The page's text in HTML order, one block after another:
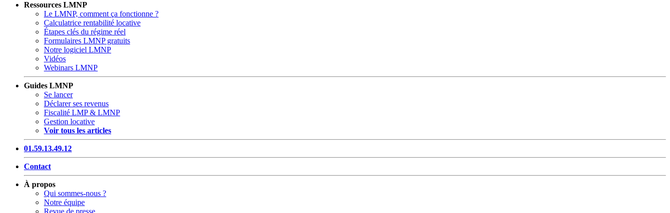
Ressources LMNP
Le LMNP, comment ça fonctionne ?
Calculatrice rentabilité locative
Étapes clés du régime réel
Formulaires LMNP gratuits
Notre logiciel LMNP
Vidéos
Webinars LMNP
Guides LMNP
Se lancer
Déclarer ses revenus
Fiscalité LMP & LMNP
Gestion locative
Voir tous les articles
01.59.13.49.12
Contact
À propos
Qui sommes-nous ?
Notre équipe
Revue de presse